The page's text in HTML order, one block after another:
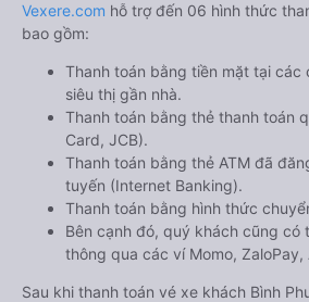
Vexere.com hỗ trợ đến 06 hình thức
bao gồm:
Thanh toán bằng tiền mặt tại các
siêu thị gần nhà.
Thanh toán bằng thẻ thanh toán
Card, JCB).
Thanh toán bằng thẻ ATM đã
tuyến (Internet Banking).
Thanh toán bằng hình thức
Bên cạnh đó, quý khách cũng có
thông qua các ví Momo, ZaloPay,
Sau khi thanh toán vé xe khách Bình